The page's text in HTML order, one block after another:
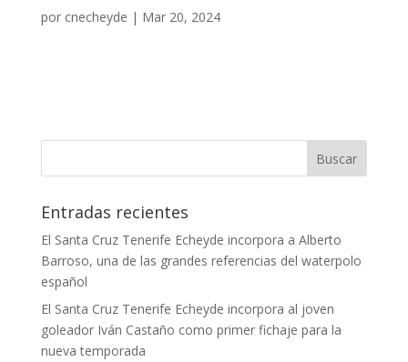
por cnecheyde | Mar 20, 2024
Entradas recientes
El Santa Cruz Tenerife Echeyde incorpora a Alberto
Barroso, una de las grandes referencias del waterpolo
español
El Santa Cruz Tenerife Echeyde incorpora al joven
goleador Iván Castaño como primer fichaje para la
nueva temporada